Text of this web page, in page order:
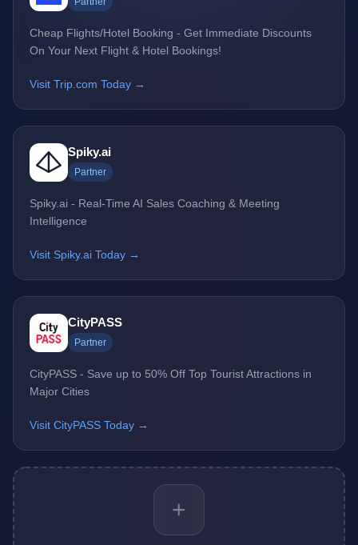
Cheap Flights/Hotel Booking - Get Immediate Discounts
On Your Next Flight & Hotel Bookings!
Visit Trip.com Today →
Spiky.ai
Partner
Spiky.ai - Real-Time AI Sales Coaching & Meeting
Intelligence
Visit Spiky.ai Today →
CityPASS
Partner
CityPASS - Save up to 50% Off Top Tourist Attractions in
Major Cities
Visit CityPASS Today →
+